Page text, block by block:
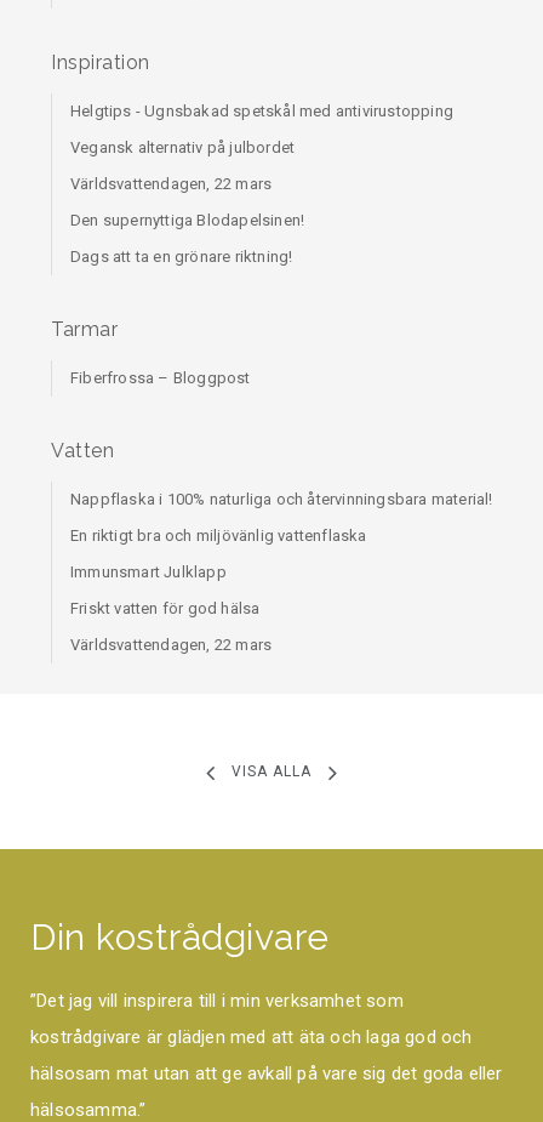
Inspiration
Helgtips - Ugnsbakad spetskål med antivirustopping
Vegansk alternativ på julbordet
Världsvattendagen, 22 mars
Den supernyttiga Blodapelsinen!
Dags att ta en grönare riktning!
Tarmar
Fiberfrossa – Bloggpost
Vatten
Nappflaska i 100% naturliga och återvinningsbara material!
En riktigt bra och miljövänlig vattenflaska
Immunsmart Julklapp
Friskt vatten för god hälsa
Världsvattendagen, 22 mars
VISA ALLA
Din kostrådgivare
”Det jag vill inspirera till i min verksamhet som
kostrådgivare är glädjen med att äta och laga god och
hälsosam mat utan att ge avkall på vare sig det goda eller
hälsosamma.”